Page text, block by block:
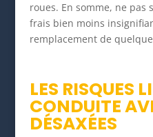
roues. En somme, ne pas
frais bien moins
remplacement de
LES RISQUES
CONDUITE
DÉSAXÉES